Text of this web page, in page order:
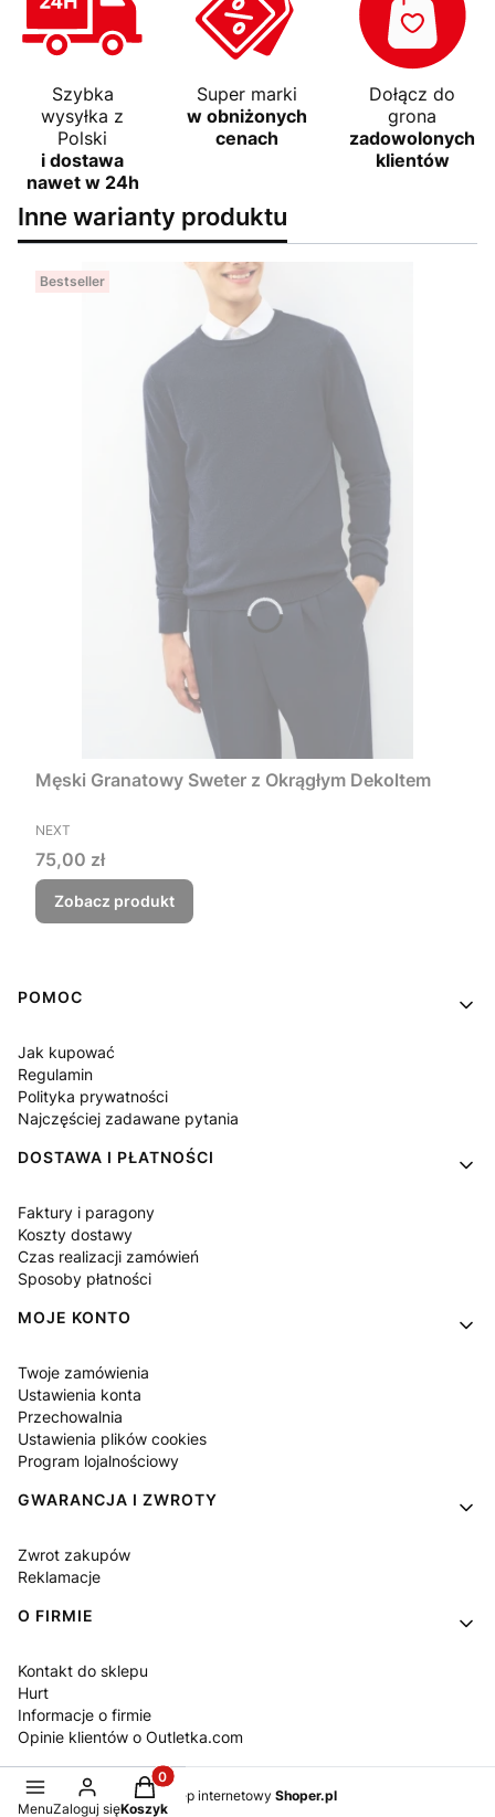
Szybka
wysyłka z
Polski
i dostawa
nawet w 24h
Super marki
w obniżonych
cenach
Dołącz do
grona
zadowolonych
klientów
Inne warianty produktu
Bestseller
Męski Granatowy Sweter z Okrągłym Dekoltem
PRODUCENT
NEXT
Cena
75,00 zł
Zobacz produkt
Linki w stopce
POMOC
Jak kupować
Regulamin
Polityka prywatności
Najczęściej zadawane pytania
DOSTAWA I PŁATNOŚCI
Faktury i paragony
Koszty dostawy
Czas realizacji zamówień
Sposoby płatności
MOJE KONTO
Twoje zamówienia
Ustawienia konta
Przechowalnia
Ustawienia plików cookies
Program lojalnościowy
GWARANCJA I ZWROTY
Zwrot zakupów
Reklamacje
O FIRMIE
Kontakt do sklepu
Hurt
Informacje o firmie
Opinie klientów o Outletka.com
Sklep internetowy Shoper.pl
MenuZaloguj się
Produkty w koszyku: 0. Zobacz szczegóły
Koszyk